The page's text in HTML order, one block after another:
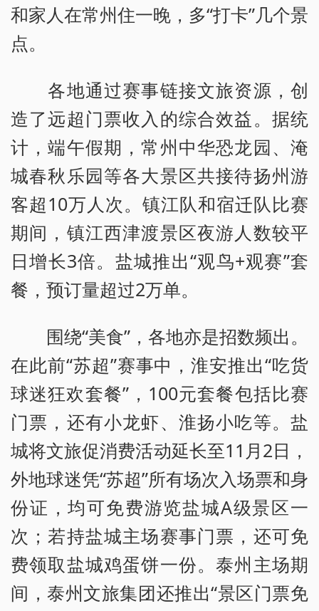
和家人在常州住一晚，多“打卡”几个景
点。
各地通过赛事链接文旅资源，创
造了远超门票收入的综合效益。据统
计，端午假期，常州中华恐龙园、淹
城春秋乐园等各大景区共接待扬州游
客超10万人次。镇江队和宿迁队比赛
期间，镇江西津渡景区夜游人数较平
日增长3倍。盐城推出“观鸟+观赛”套
餐，预订量超过2万单。
围绕“美食”，各地亦是招数频出。
在此前“苏超”赛事中，淮安推出“吃货
球迷狂欢套餐”，100元套餐包括比赛
门票，还有小龙虾、淮扬小吃等。盐
城将文旅促消费活动延长至11月2日，
外地球迷凭“苏超”所有场次入场票和身
份证，均可免费游览盐城A级景区一
次；若持盐城主场赛事门票，还可免
费领取盐城鸡蛋饼一份。泰州主场期
间，泰州文旅集团还推出“景区门票免